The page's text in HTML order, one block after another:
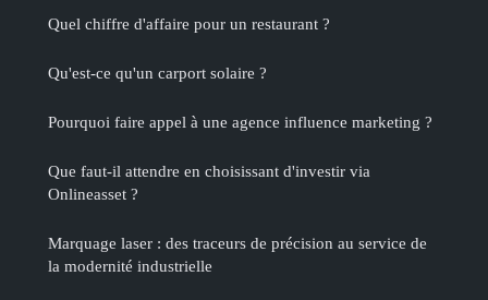
Quel chiffre d'affaire pour un restaurant ?
Qu'est-ce qu'un carport solaire ?
Pourquoi faire appel à une agence influence marketing ?
Que faut-il attendre en choisissant d'investir via
Onlineasset ?
Marquage laser : des traceurs de précision au service de
la modernité industrielle